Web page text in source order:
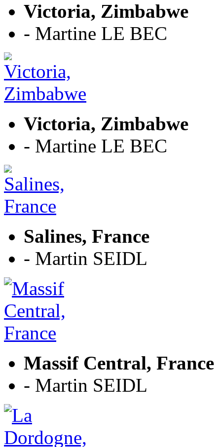
Victoria, Zimbabwe
- Martine LE BEC
Victoria, Zimbabwe
- Martine LE BEC
Salines, France
- Martin SEIDL
Massif Central, France
- Martin SEIDL